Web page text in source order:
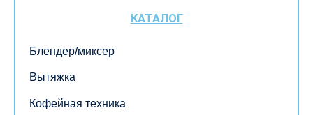
КАТАЛОГ
Блендер/миксер
Вытяжка
Кофейная техника